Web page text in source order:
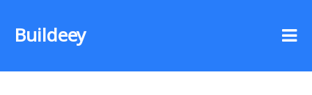
Buildeey